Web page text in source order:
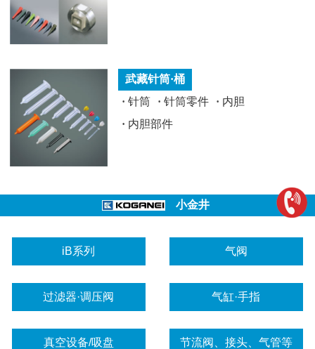
武藏针筒·桶
· 针筒 · 针筒零件 · 内胆
· 内胆部件
小金井
iB系列 气阀
过滤器·调压阀 气缸·手指
真空设备/吸盘 节流阀、接头、气管等